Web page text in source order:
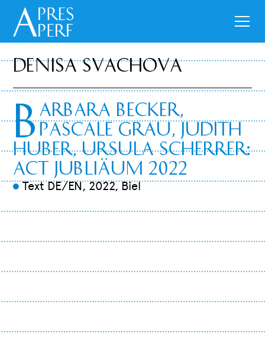
Denisa Svachova
Barbara Becker,
Pascale Grau, Judith
Huber, Ursula Scherrer:
ACT Jubliäum 2022
9Text DE/EN, 2022, Biel